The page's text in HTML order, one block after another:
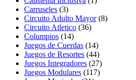
Carruseles (3)
Circuito Adulto Mayor (8)
Circuito Atletico (36)
Columpios (14)
Juegos de Cuerdas (14)
Juegos de Resortes (44)
Juegos Integradores (27)
Juegos Modulares (117)